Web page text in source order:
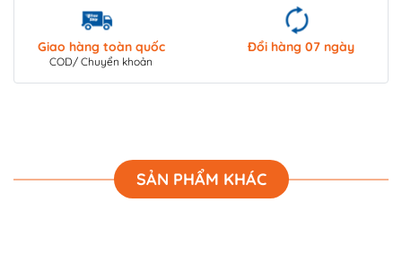
Giao hàng toàn quốc
COD/ Chuyển khoản
Đổi hàng 07 ngày
SẢN PHẨM KHÁC